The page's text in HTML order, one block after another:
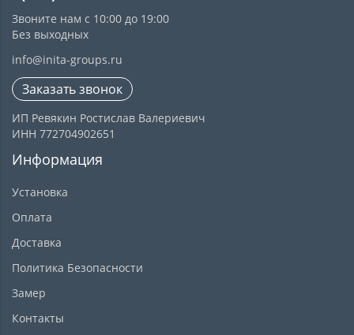
Звоните нам с 10:00 до 19:00
Без выходных
info@inita-groups.ru
Заказать звонок
ИП Ревякин Ростислав Валериевич
ИНН 772704902651
Информация
Установка
Оплата
Доставка
Политика Безопасности
Замер
Контакты